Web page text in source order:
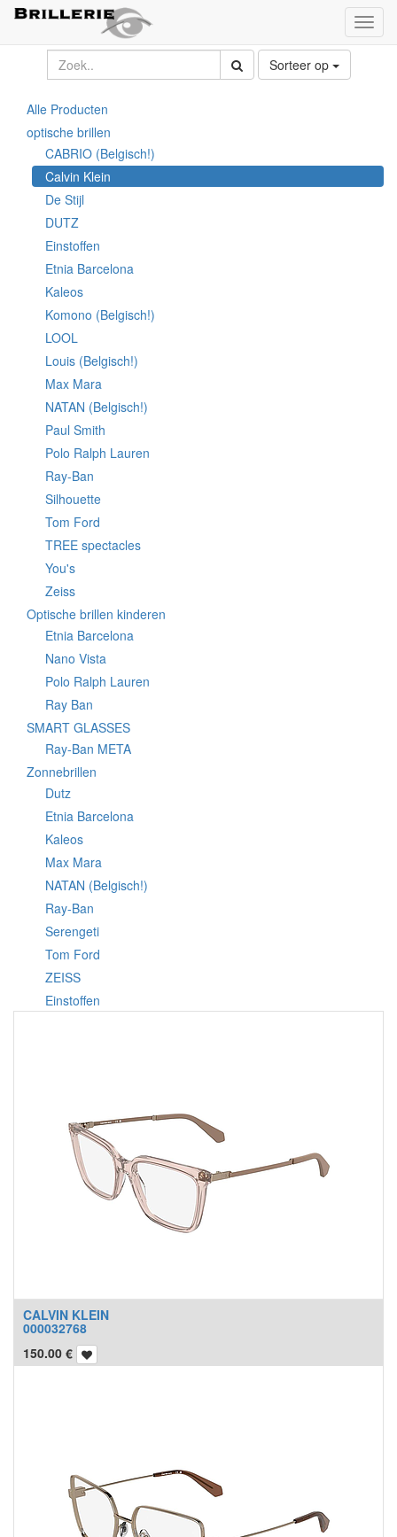
Sorteer op
Alle Producten
optische brillen
CABRIO (Belgisch!)
Calvin Klein
De Stijl
DUTZ
Einstoffen
Etnia Barcelona
Kaleos
Komono (Belgisch!)
LOOL
Louis (Belgisch!)
Max Mara
NATAN (Belgisch!)
Paul Smith
Polo Ralph Lauren
Ray-Ban
Silhouette
Tom Ford
TREE spectacles
You's
Zeiss
Optische brillen kinderen
Etnia Barcelona
Nano Vista
Polo Ralph Lauren
Ray Ban
SMART GLASSES
Ray-Ban META
Zonnebrillen
Dutz
Etnia Barcelona
Kaleos
Max Mara
NATAN (Belgisch!)
Ray-Ban
Serengeti
Tom Ford
ZEISS
Einstoffen
CALVIN KLEIN
000032768
150.00 €